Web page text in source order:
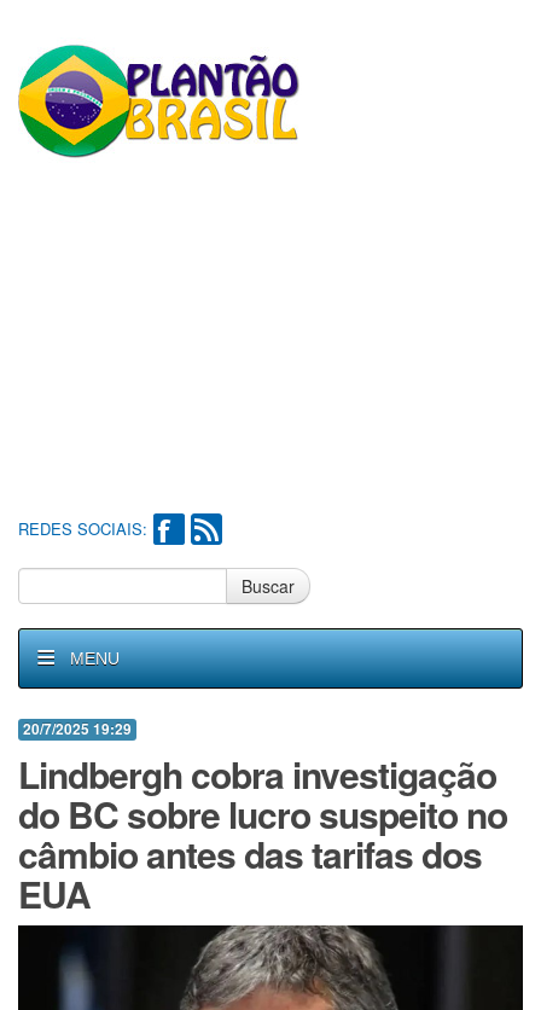
REDES SOCIAIS:
Buscar
MENU
20/7/2025 19:29
Lindbergh cobra investigação
do BC sobre lucro suspeito no
câmbio antes das tarifas dos
EUA